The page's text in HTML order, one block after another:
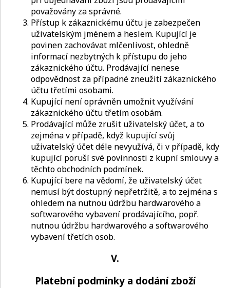
považovány za správné.
Přístup k zákaznickému účtu je zabezpečen
uživatelským jménem a heslem. Kupující je
povinen zachovávat mlčenlivost, ohledně
informací nezbytných k přístupu do jeho
zákaznického účtu. Prodávající nenese
odpovědnost za případné zneužití zákaznického
účtu třetími osobami.
Kupující není oprávněn umožnit využívání
zákaznického účtu třetím osobám.
Prodávající může zrušit uživatelský účet, a to
zejména v případě, když kupující svůj
uživatelský účet déle nevyužívá, či v případě, kdy
kupující poruší své povinnosti z kupní smlouvy a
těchto obchodních podmínek.
Kupující bere na vědomí, že uživatelský účet
nemusí být dostupný nepřetržitě, a to zejména s
ohledem na nutnou údržbu hardwarového a
softwarového vybavení prodávajícího, popř.
nutnou údržbu hardwarového a softwarového
vybavení třetích osob.
V.
Platební podmínky a dodání zboží